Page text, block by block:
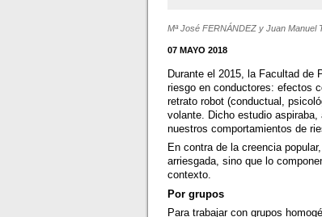
Mª José FERNÁNDEZ y Juan Manuel
07 MAYO 2018
Durante el 2015, la Facultad de
riesgo en conductores: efectos
retrato robot (conductual,
volante. Dicho estudio
nuestros comportamientos de
En contra de la creencia
arriesgada, sino que lo
contexto.
Por grupos
Para trabajar con grupos